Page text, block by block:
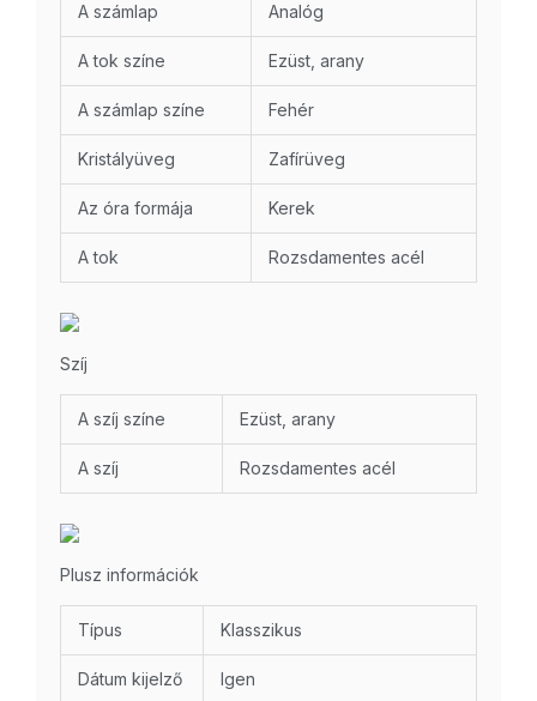
A számlap Analóg
A tok színe Ezüst, arany
A számlap színe Fehér
Kristályüveg Zafírüveg
Az óra formája Kerek
A tok Rozsdamentes acél
Szíj
A szíj színe Ezüst, arany
A szíj Rozsdamentes acél
Plusz információk
Típus Klasszikus
Dátum kijelző Igen